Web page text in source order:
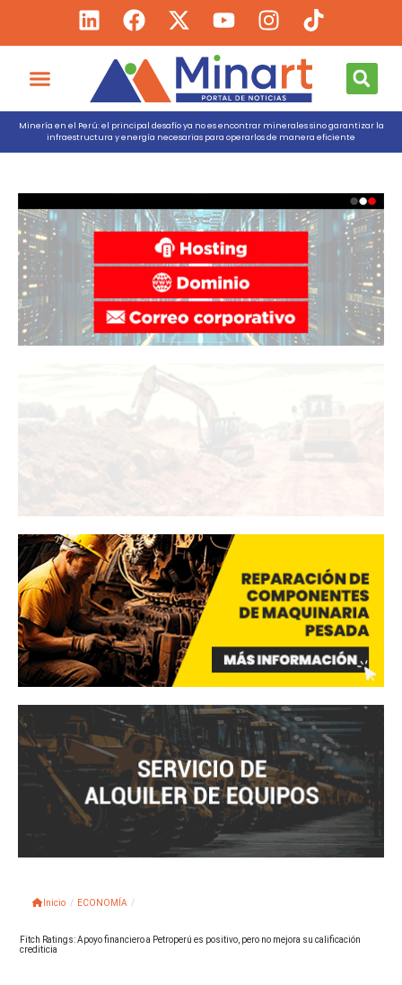
Minería en el Perú: el principal desafío ya no es encontrar minerales sino garantizar la
infraestructura y energía necesarias para operarlos de manera eficiente
Inicio / ECONOMÍA /
Fitch Ratings: Apoyo financiero a Petroperú es positivo, pero no mejora su calificación
crediticia